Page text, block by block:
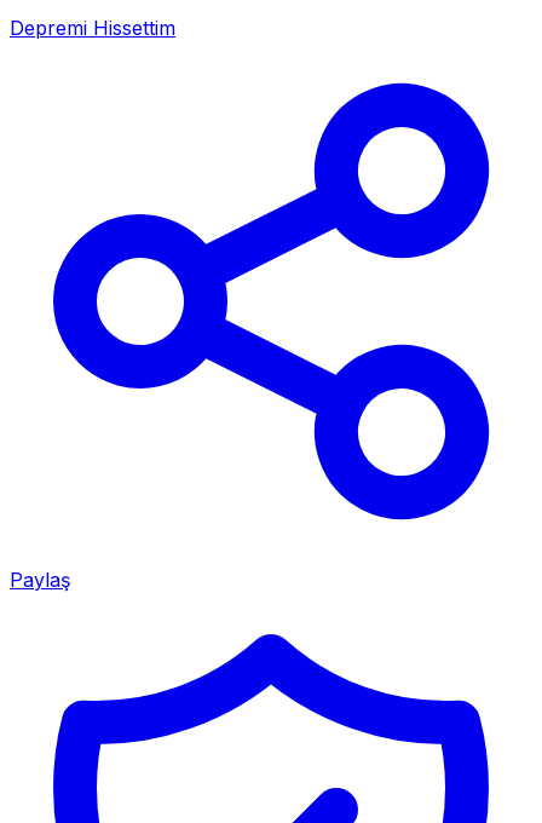
Depremi Hissettim
Paylaş